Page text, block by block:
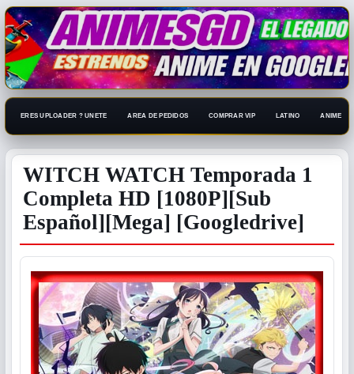
ERES UPLOADER ? UNETE AREA DE PEDIDOS COMPRAR VIP LATINO ANIME
WITCH WATCH Temporada 1
Completa HD [1080P][Sub
Español][Mega] [Googledrive]